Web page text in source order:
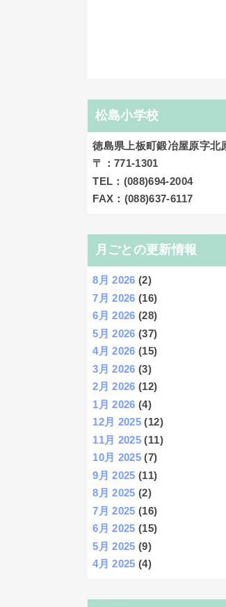
松島小学校
徳島県上板町鍛冶屋原字北
〒：771-1301
TEL：(088)694-2004
FAX：(088)637-6117
月ごとの更新情報
8月 2026 (2)
7月 2026 (16)
6月 2026 (28)
5月 2026 (37)
4月 2026 (15)
3月 2026 (3)
2月 2026 (12)
1月 2026 (4)
12月 2025 (12)
11月 2025 (11)
10月 2025 (7)
9月 2025 (11)
8月 2025 (2)
7月 2025 (16)
6月 2025 (15)
5月 2025 (9)
4月 2025 (4)